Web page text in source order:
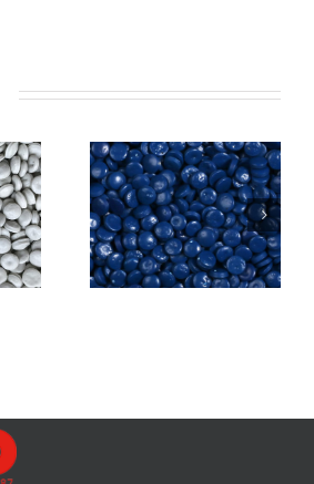
PEBOlen 6100C
BLUE (HDPE)